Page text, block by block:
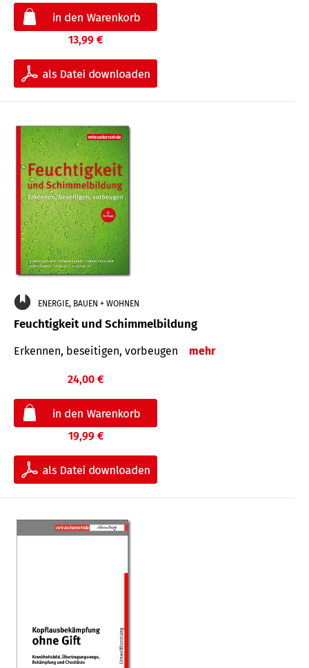
13,99 €
ENERGIE, BAUEN + WOHNEN
Feuchtigkeit und Schimmelbildung
Erkennen, beseitigen, vorbeugen mehr
24,00 €
19,99 €